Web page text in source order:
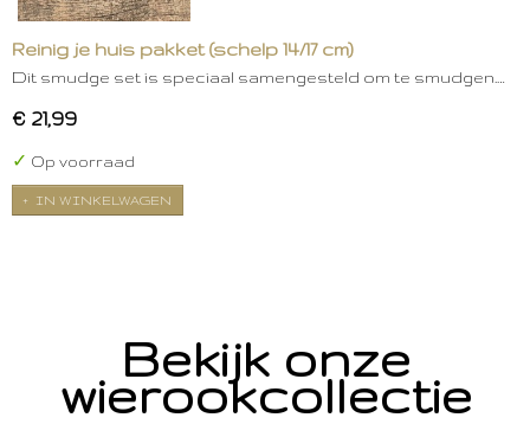
Reinig je huis pakket (schelp 14/17 cm)
Dit smudge set is speciaal samengesteld om te smudgen.…
€ 21,99
✓ Op voorraad
IN WINKELWAGEN
Bekijk onze
wierookcollectie